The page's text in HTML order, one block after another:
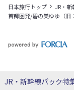
日本旅行トップ
JR・
首都圏発/碧の美ゆゆ（旧
JR・新幹線パック特